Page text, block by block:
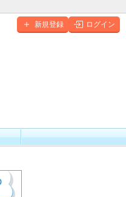
新規登録 ログイン